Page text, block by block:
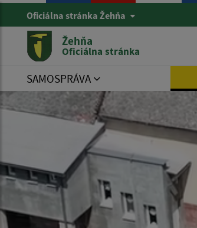
Oficiálna stránka Žehňa
Žehňa
Oficiálna stránka
SAMOSPRÁVA